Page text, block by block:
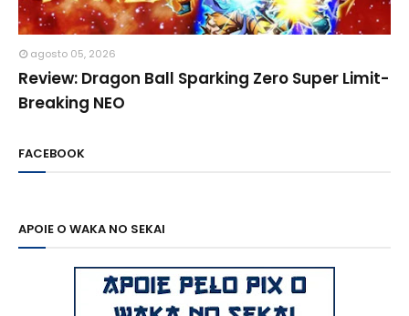
agosto 05, 2026
Review: Dragon Ball Sparking Zero Super Limit-
Breaking NEO
FACEBOOK
APOIE O WAKA NO SEKAI